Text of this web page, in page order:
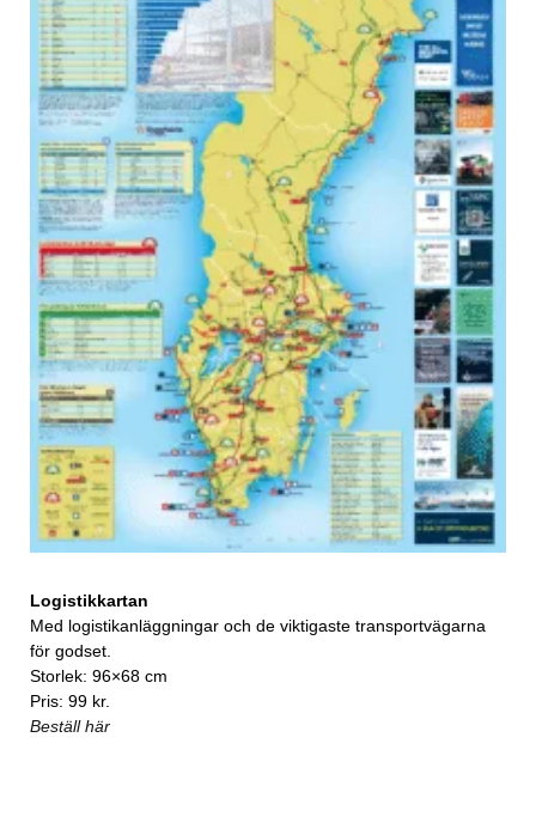
Logistikkartan
Med logistikanläggningar och de viktigaste transportvägarna
för godset.
Storlek: 96×68 cm
Pris: 99 kr.
Beställ här